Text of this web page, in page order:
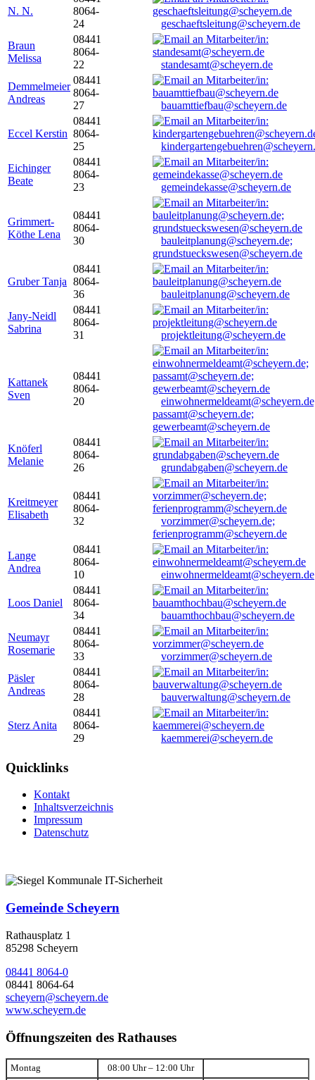
N. N.
8064-
24
geschaeftsleitung@scheyern.de
Braun
Melissa
08441
8064-
22
standesamt@scheyern.de
Demmelmeier
Andreas
08441
8064-
27
bauamttiefbau@scheyern.de
Eccel Kerstin
08441
8064-
25
Eichinger
Beate
08441
8064-
23
gemeindekasse@scheyern.de
Grimmert-
Köthe Lena
08441
8064-
30
bauleitplanung@scheyern.de;
grundstueckswesen@scheyern.de
Gruber Tanja
08441
8064-
36
bauleitplanung@scheyern.de
Jany-Neidl
Sabrina
08441
8064-
31
projektleitung@scheyern.de
Kattanek
Sven
08441
8064-
20
passamt@scheyern.de;
gewerbeamt@scheyern.de
Knöferl
Melanie
08441
8064-
26
grundabgaben@scheyern.de
Kreitmeyer
Elisabeth
08441
8064-
32
vorzimmer@scheyern.de;
ferienprogramm@scheyern.de
Lange
Andrea
08441
8064-
10
einwohnermeldeamt@scheyern.de
Loos Daniel
08441
8064-
34
bauamthochbau@scheyern.de
Neumayr
Rosemarie
08441
8064-
33
vorzimmer@scheyern.de
Päsler
Andreas
08441
8064-
28
bauverwaltung@scheyern.de
Sterz Anita
08441
8064-
29
kaemmerei@scheyern.de
Quicklinks
Kontakt
Inhaltsverzeichnis
Impressum
Datenschutz
Gemeinde Scheyern
Rathausplatz 1
85298 Scheyern
08441 8064-0
08441 8064-64
scheyern@scheyern.de
www.scheyern.de
Öffnungszeiten des Rathauses
Montag 08:00 Uhr – 12:00 Uhr